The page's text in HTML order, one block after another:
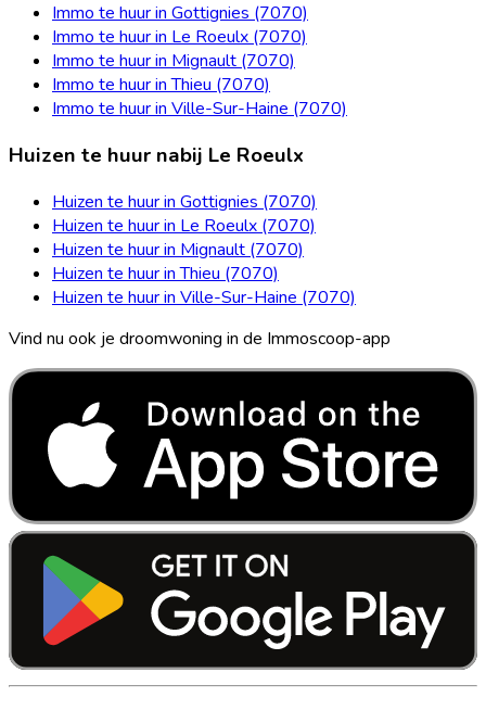
Immo te huur in Gottignies (7070)
Immo te huur in Le Roeulx (7070)
Immo te huur in Mignault (7070)
Immo te huur in Thieu (7070)
Immo te huur in Ville-Sur-Haine (7070)
Huizen te huur nabij Le Roeulx
Huizen te huur in Gottignies (7070)
Huizen te huur in Le Roeulx (7070)
Huizen te huur in Mignault (7070)
Huizen te huur in Thieu (7070)
Huizen te huur in Ville-Sur-Haine (7070)
Vind nu ook je droomwoning in de Immoscoop-app